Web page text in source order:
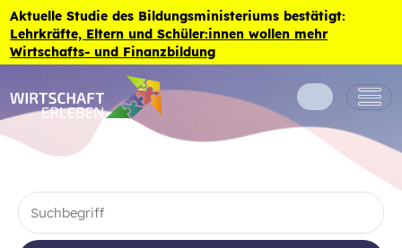
Zum Inhalt der Seite springen
Aktuelle Studie des Bildungsministeriums bestätigt:
Lehrkräfte, Eltern und Schüler:innen wollen mehr
Wirtschafts- und Finanzbildung